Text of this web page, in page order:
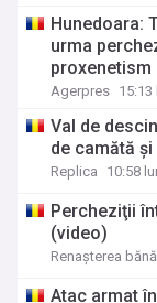
Hunedoara:
urma
proxenetism
Agerpres 15:13
Val de
de camătă
Replica 10:58
Percheziţii
(video)
Renaşterea
Atac armat